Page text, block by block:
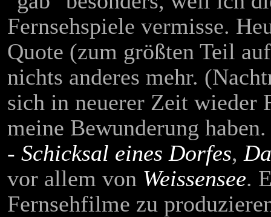
Fernsehspiele vermisse.
Quote (zum größten Teil
nichts anderes mehr.
sich in neuerer Zeit wieder
meine Bewunderung
- Schicksal eines Dorfes,
vor allem von Weissensee.
Fernsehfilme zu